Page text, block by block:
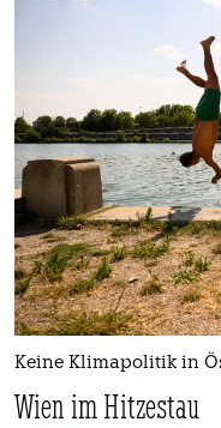
Keine Klimapolitik in
Wien im Hitzestau